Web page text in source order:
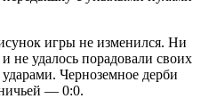
игры не изменился. Ни
не удалось порадовали своих
Черноземное дерби
— 0:0.